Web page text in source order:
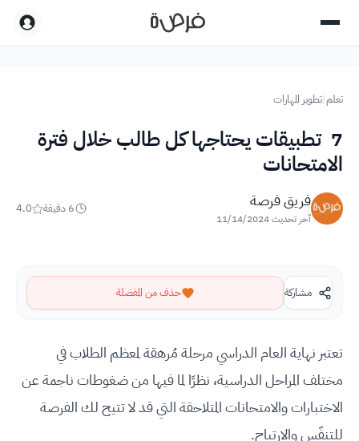
تعلم/تطوير المهارات
7 تطبيقات يحتاجها كل طالب خلال فترة
الامتحانات
فريق فرصة
آخر تحديث11/14/2024
6 دقيقة 4.0
مشاركة حذف من المفضلة
تعتبر نهاية العام الدراسي مرحلة مُرهقة لمعظم الطلاب في
مختلف المراحل الدراسية، نظرًا لما فيها من ضغوطات ناجمة عن
الاختبارات والامتحانات المتلاحقة التي قد لا تتيح لك الفرصة
للتنفّس والارتياح.